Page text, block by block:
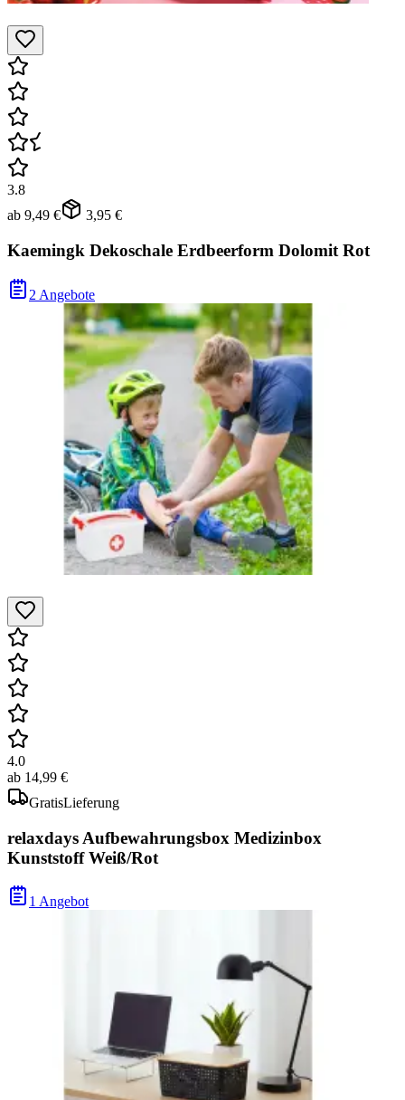
3.8
ab 9,49 € 3,95 €
Kaemingk Dekoschale Erdbeerform Dolomit Rot
2 Angebote
4.0
ab 14,99 €
GratisLieferung
relaxdays Aufbewahrungsbox Medizinbox
Kunststoff Weiß/Rot
1 Angebot